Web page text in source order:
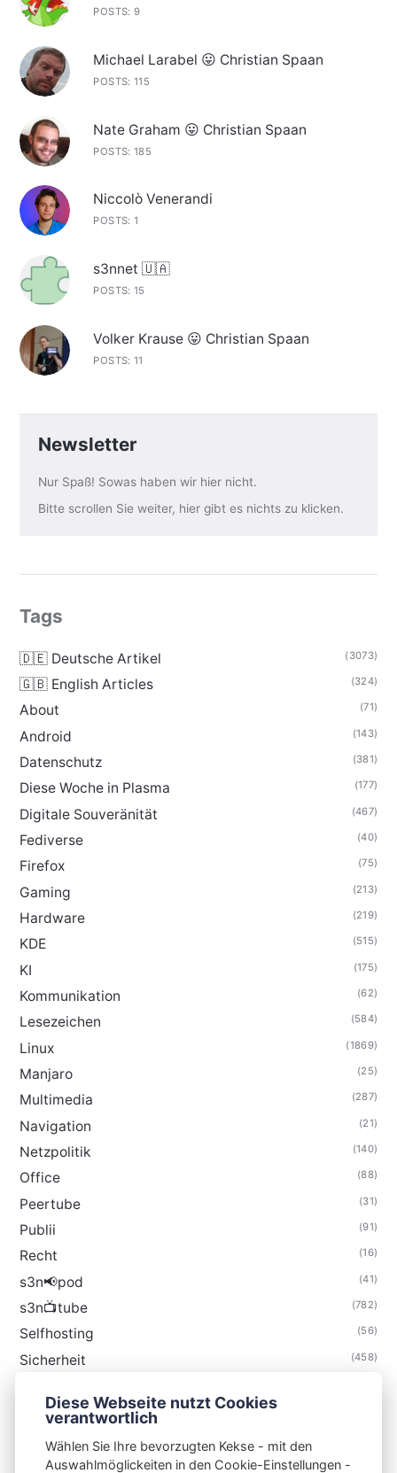
POSTS: 9
Michael Larabel 😛 Christian Spaan
POSTS: 115
Nate Graham 😛 Christian Spaan
POSTS: 185
Niccolò Venerandi
POSTS: 1
s3nnet 🇺🇦
POSTS: 15
Volker Krause 😛 Christian Spaan
POSTS: 11
Newsletter
Nur Spaß! Sowas haben wir hier nicht.
Bitte scrollen Sie weiter, hier gibt es nichts zu klicken.
Tags
🇩🇪 Deutsche Artikel (3073)
🇬🇧 English Articles (324)
About (71)
Android (143)
Datenschutz (381)
Diese Woche in Plasma (177)
Digitale Souveränität (467)
Fediverse (40)
Firefox (75)
Gaming (213)
Hardware (219)
KDE (515)
KI (175)
Kommunikation (62)
Lesezeichen (584)
Linux (1869)
Manjaro (25)
Multimedia (287)
Navigation (21)
Netzpolitik (140)
Office (88)
Peertube (31)
Publii (91)
Recht (16)
s3n📢pod (41)
s3n📺tube (782)
Selfhosting (56)
Sicherheit (458)
Thunderbird
Diese Webseite nutzt Cookies
verantwortlich
Wählen Sie Ihre bevorzugten Kekse - mit den
Auswahlmöglickeiten in den Cookie-Einstellungen -